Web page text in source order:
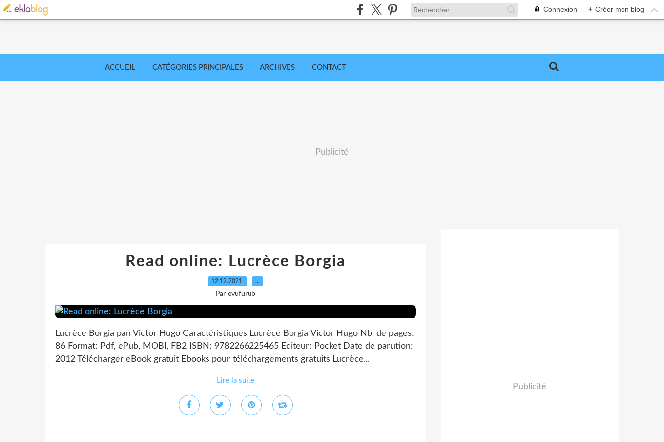
Connexion + Créer mon blog
ACCUEIL CATÉGORIES PRINCIPALES ARCHIVES CONTACT
Publicité
Read online: Lucrèce Borgia
12.12.2021 …
Par evufurub
Lucrèce Borgia pan Victor Hugo Caractéristiques Lucrèce Borgia Victor Hugo Nb. de pages:
86 Format: Pdf, ePub, MOBI, FB2 ISBN: 9782266225465 Editeur: Pocket Date de parution:
2012 Télécharger eBook gratuit Ebooks pour téléchargements gratuits Lucrèce...
Lire la suite
Publicité